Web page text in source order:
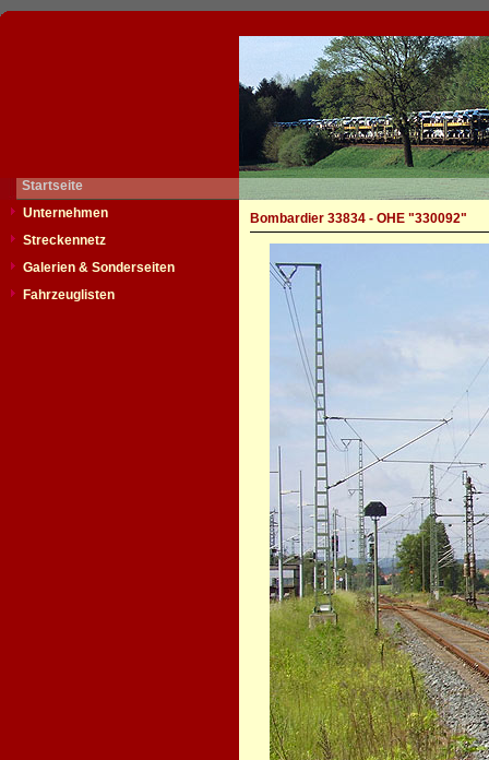
Startseite
Unternehmen
Streckennetz
Galerien & Sonderseiten
Fahrzeuglisten
Bombardier 33834 - OHE "330092"